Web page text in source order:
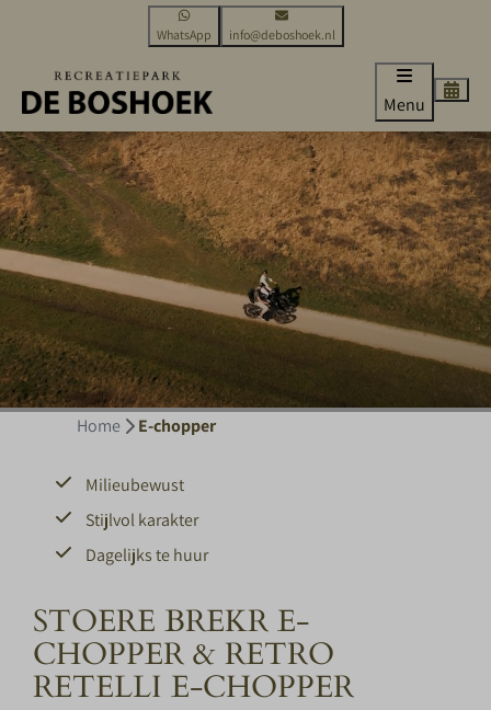
WhatsApp info@deboshoek.nl
Menu
Home E-chopper
Milieubewust
Stijlvol karakter
Dagelijks te huur
STOERE BREKR E-
CHOPPER & RETRO
RETELLI E-CHOPPER